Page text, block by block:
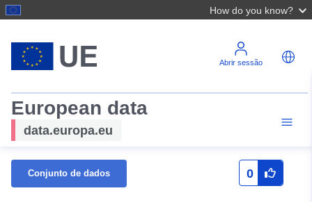
How do you know?
Abrir sessão
European data
data.europa.eu
Conjunto de dados 0